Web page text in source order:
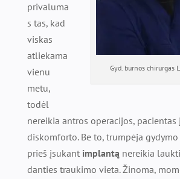
Gyd. burnos chirurgas
privaluma
s tas, kad
viskas
atliekama
vienu
metu,
todėl
nereikia antros operacijos, pacientas
diskomforto. Be to, trumpėja gydymo
prieš įsukant implantąnereikia
danties traukimo vieta. Žinoma,